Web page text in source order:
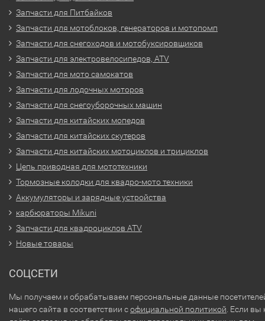
Запчасти для Питбайков
Запчасти для мотоблоков, генераторов и мотопомп
Запчасти для снегоходов и мотобуксировщиков
Запчасти для электровелосипедов, ATV
Запчасти для мото самокатов
Запчасти для лодочных моторов
Запчасти для снегоуборочных машин
Запчасти для китайских мопедов
Запчасти для китайских скутеров
Запчасти для китайских мотоциклов и трициклов
Цепь приводная для мототехники
Тормозные колодки для квадро-мото техники
Аккумуляторы и зарядные устройства
карбюраторы Mikuni
Запчасти для квадроциклов ATV
Новые товары
СОЦСЕТИ
Мы получаем и обрабатываем персональные данные
нашего сайта в соответствии софициальной политикой . Если вы